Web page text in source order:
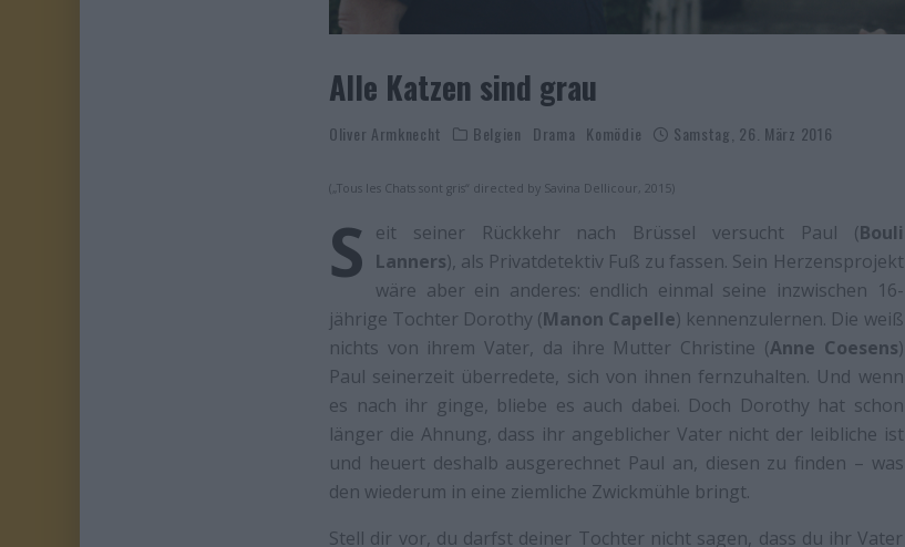
Alle Katzen sind grau
Oliver Armknecht Belgien Drama Komödie Samstag, 26. März 2016
(„Tous les Chats sont gris“ directed by Savina Dellicour, 2015)
S eit seiner Rückkehr nach Brüssel versucht Paul (Bouli
Lanners), als Privatdetektiv Fuß zu fassen. Sein Herzensprojekt
wäre aber ein anderes: endlich einmal seine inzwischen 16-
jährige Tochter Dorothy (Manon Capelle) kennenzulernen. Die weiß
nichts von ihrem Vater, da ihre Mutter Christine (Anne Coesens)
Paul seinerzeit überredete, sich von ihnen fernzuhalten. Und wenn
es nach ihr ginge, bliebe es auch dabei. Doch Dorothy hat schon
länger die Ahnung, dass ihr angeblicher Vater nicht der leibliche ist
und heuert deshalb ausgerechnet Paul an, diesen zu finden – was
den wiederum in eine ziemliche Zwickmühle bringt.
Stell dir vor, du darfst deiner Tochter nicht sagen, dass du ihr Vater